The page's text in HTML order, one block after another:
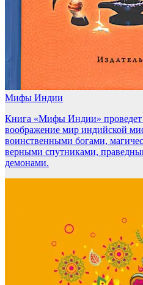
Мифы Индии
Книга «Мифы Индии»
воображение мир индийской
воинственными богами,
верными спутниками,
демонами.